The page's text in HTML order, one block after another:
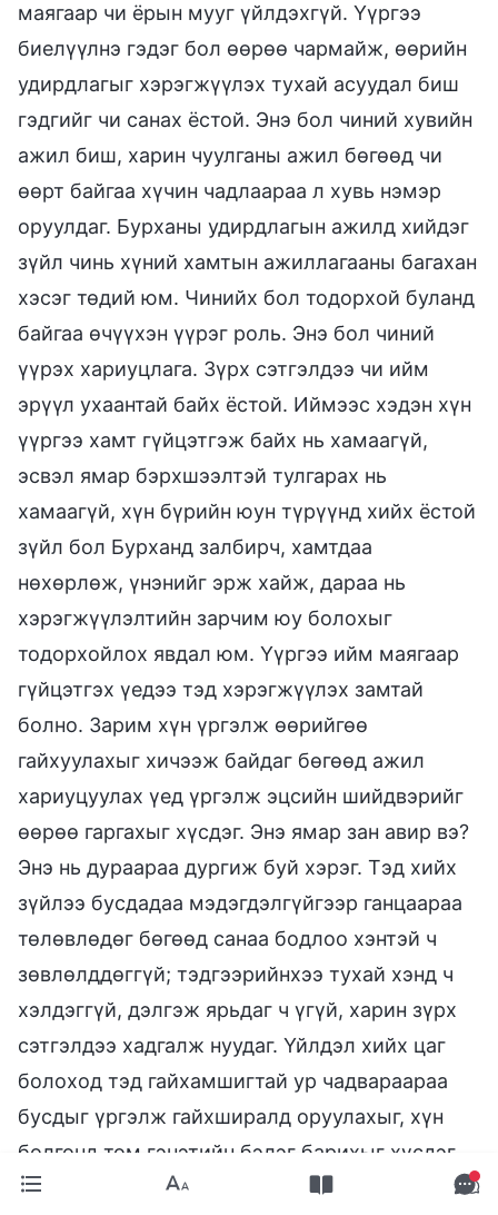
маягаар чи ёрын мууг үйлдэхгүй. Үүргээ
биелүүлнэ гэдэг бол өөрөө чармайж, өөрийн
удирдлагыг хэрэгжүүлэх тухай асуудал биш
гэдгийг чи санах ёстой. Энэ бол чиний хувийн
ажил биш, харин чуулганы ажил бөгөөд чи
өөрт байгаа хүчин чадлаараа л хувь нэмэр
оруулдаг. Бурханы удирдлагын ажилд хийдэг
зүйл чинь хүний хамтын ажиллагааны багахан
хэсэг төдий юм. Чинийх бол тодорхой буланд
байгаа өчүүхэн үүрэг роль. Энэ бол чиний
үүрэх хариуцлага. Зүрх сэтгэлдээ чи ийм
эрүүл ухаантай байх ёстой. Иймээс хэдэн хүн
үүргээ хамт гүйцэтгэж байх нь хамаагүй,
эсвэл ямар бэрхшээлтэй тулгарах нь
хамаагүй, хүн бүрийн юун түрүүнд хийх ёстой
зүйл бол Бурханд залбирч, хамтдаа
нөхөрлөж, үнэнийг эрж хайж, дараа нь
хэрэгжүүлэлтийн зарчим юу болохыг
тодорхойлох явдал юм. Үүргээ ийм маягаар
гүйцэтгэх үедээ тэд хэрэгжүүлэх замтай
болно. Зарим хүн үргэлж өөрийгөө
гайхуулахыг хичээж байдаг бөгөөд ажил
хариуцуулах үед үргэлж эцсийн шийдвэрийг
өөрөө гаргахыг хүсдэг. Энэ ямар зан авир вэ?
Энэ нь дураараа дургиж буй хэрэг. Тэд хийх
зүйлээ бусдадаа мэдэгдэлгүйгээр ганцаараа
төлөвлөдөг бөгөөд санаа бодлоо хэнтэй ч
зөвлөлддөггүй; тэдгээрийнхээ тухай хэнд ч
хэлдэггүй, дэлгэж ярьдаг ч үгүй, харин зүрх
сэтгэлдээ хадгалж нуудаг. Үйлдэл хийх цаг
болоход тэд гайхамшигтай ур чадвараараа
бусдыг үргэлж гайхширалд оруулахыг, хүн
болгонд том гэнэтийн бэлэг барихыг хүсдэг,
тэгснээр бусад нь тэднийг өндрөөр үнэлэх